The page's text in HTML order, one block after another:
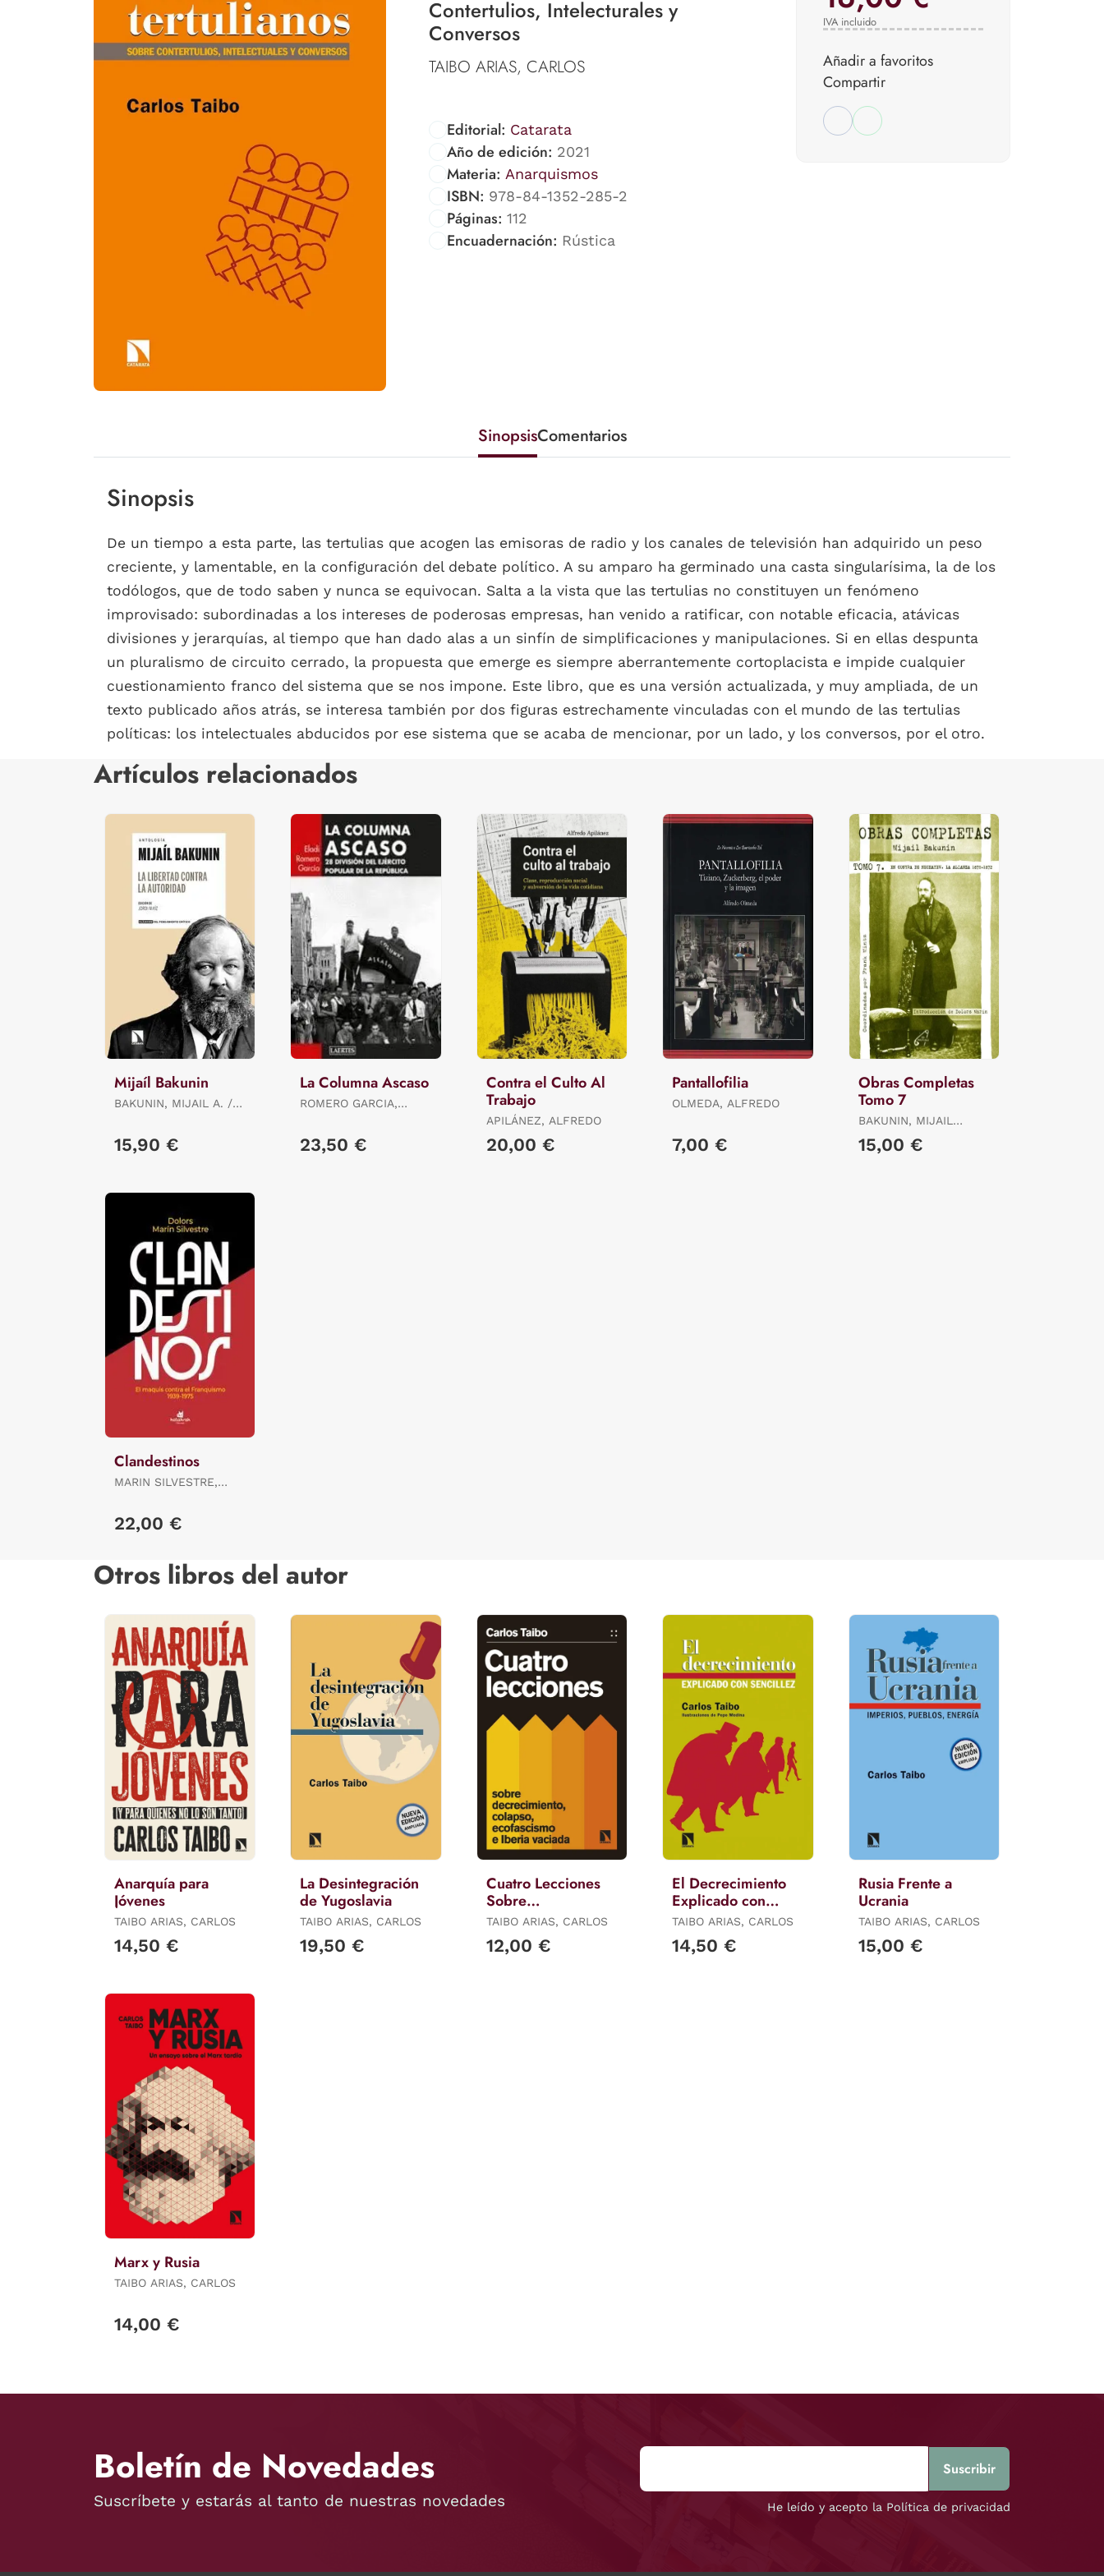
Contertulios, Intelecturales y
Conversos
TAIBO ARIAS, CARLOS
Editorial: Catarata
Año de edición: 2021
Materia: Anarquismos
ISBN: 978-84-1352-285-2
Páginas: 112
Encuadernación: Rústica
IVA incluido
Añadir a favoritos
Compartir
SinopsisComentarios
Sinopsis
De un tiempo a esta parte, las tertulias que acogen las emisoras de radio y los canales de televisión han adquirido un peso
creciente, y lamentable, en la configuración del debate político. A su amparo ha germinado una casta singularísima, la de los
todólogos, que de todo saben y nunca se equivocan. Salta a la vista que las tertulias no constituyen un fenómeno
improvisado: subordinadas a los intereses de poderosas empresas, han venido a ratificar, con notable eficacia, atávicas
divisiones y jerarquías, al tiempo que han dado alas a un sinfín de simplificaciones y manipulaciones. Si en ellas despunta
un pluralismo de circuito cerrado, la propuesta que emerge es siempre aberrantemente cortoplacista e impide cualquier
cuestionamiento franco del sistema que se nos impone. Este libro, que es una versión actualizada, y muy ampliada, de un
texto publicado años atrás, se interesa también por dos figuras estrechamente vinculadas con el mundo de las tertulias
políticas: los intelectuales abducidos por ese sistema que se acaba de mencionar, por un lado, y los conversos, por el otro.
Artículos relacionados
Mijaíl Bakunin
BAKUNIN, MIJAIL A. /
15,90 €
La Columna Ascaso
ROMERO GARCIA,
23,50 €
Contra el Culto Al
Trabajo
APILÁNEZ, ALFREDO
20,00 €
Pantallofilia
OLMEDA, ALFREDO
7,00 €
Obras Completas
Tomo 7
BAKUNIN, MIJAIL
MINTZ, FRANK / MARIN
15,00 €
Clandestinos
MARIN SILVESTRE,
22,00 €
Otros libros del autor
Anarquía para
Jóvenes
TAIBO ARIAS, CARLOS
14,50 €
La Desintegración
de Yugoslavia
TAIBO ARIAS, CARLOS
19,50 €
Cuatro Lecciones
Sobre
Decrecimiento,
Colapso,
Ecofascismo e
TAIBO ARIAS, CARLOS
12,00 €
El Decrecimiento
Explicado con
Sencillez
TAIBO ARIAS, CARLOS
14,50 €
Rusia Frente a
Ucrania
TAIBO ARIAS, CARLOS
15,00 €
Marx y Rusia
TAIBO ARIAS, CARLOS
14,00 €
Boletín de Novedades
Suscríbete y estarás al tanto de nuestras novedades He leído y acepto la Política de privacidad